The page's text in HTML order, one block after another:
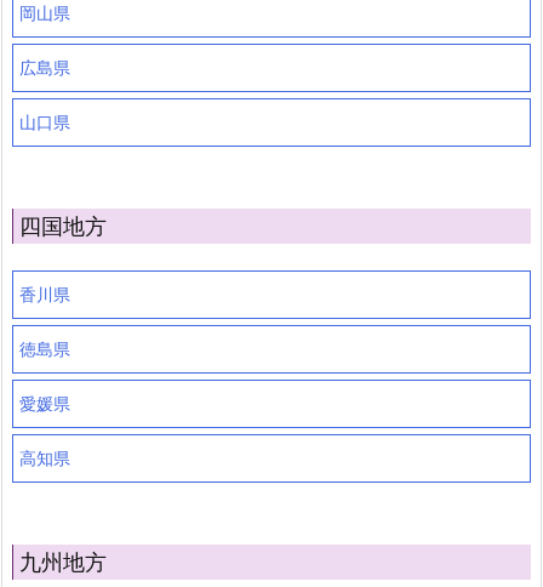
岡山県
広島県
山口県
四国地方
香川県
徳島県
愛媛県
高知県
九州地方